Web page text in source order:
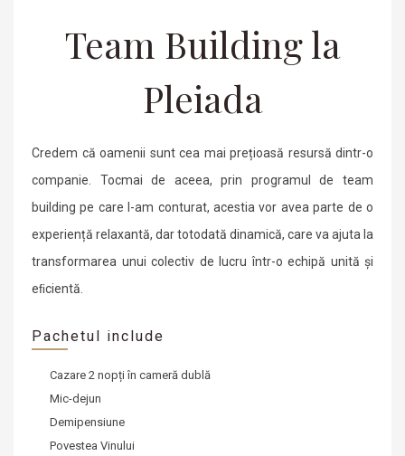
Team Building la
Pleiada
Credem că oamenii sunt cea mai prețioasă resursă dintr-o
companie. Tocmai de aceea, prin programul de team
building pe care l-am conturat, acestia vor avea parte de o
experiență relaxantă, dar totodată dinamică, care va ajuta la
transformarea unui colectiv de lucru într-o echipă unită și
eﬁcientă.
Pachetul include
Cazare 2 nopțiîn cameră dublă
Mic-dejun
Demipensiune
Povestea Vinului